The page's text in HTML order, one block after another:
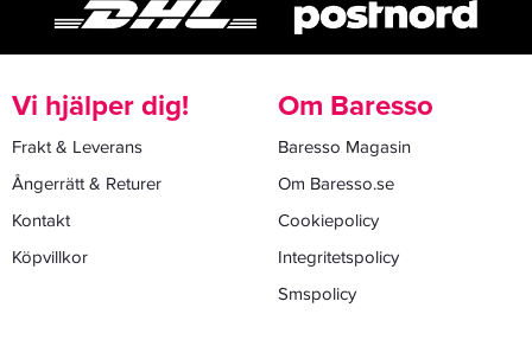
Vi hjälper dig!
Frakt & Leverans
Ångerrätt & Returer
Kontakt
Köpvillkor
Om Baresso
Baresso Magasin
Om Baresso.se
Cookiepolicy
Integritetspolicy
Smspolicy